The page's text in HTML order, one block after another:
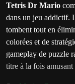
Tetris Dr Mario
dans un jeu addictif.
tombent tout en
colorées et de
gameplay de puzzle
titre à la fois